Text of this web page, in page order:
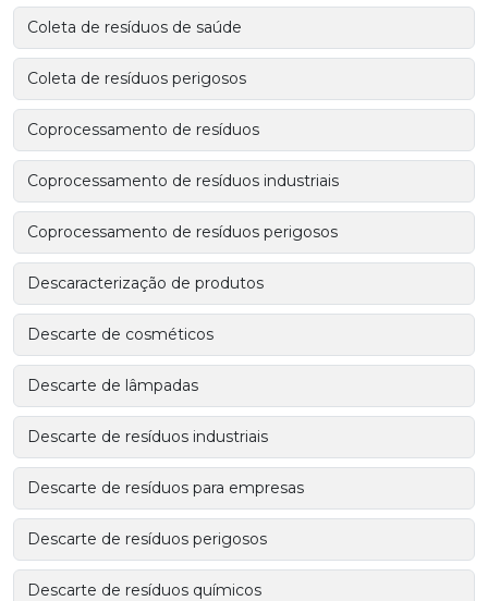
Coleta de resíduos de saúde
Coleta de resíduos perigosos
Coprocessamento de resíduos
Coprocessamento de resíduos industriais
Coprocessamento de resíduos perigosos
Descaracterização de produtos
Descarte de cosméticos
Descarte de lâmpadas
Descarte de resíduos industriais
Descarte de resíduos para empresas
Descarte de resíduos perigosos
Descarte de resíduos químicos